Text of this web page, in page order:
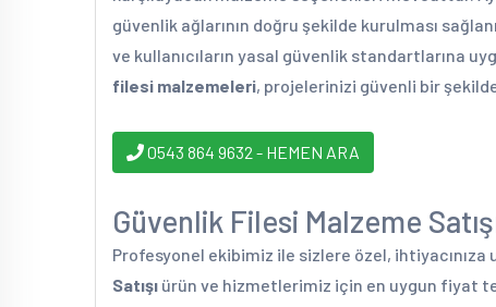
güvenlik ağlarının doğru şekilde kurulması
ve kullanıcıların yasal güvenlik standartlarına
filesi malzemeleri, projelerinizi güvenli bir
0543 864 9632 - HEMEN ARA
Güvenlik Filesi Malzeme
Profesyonel ekibimiz ile sizlere özel,
Satışı ürün ve hizmetlerimiz için en uygun fiyat